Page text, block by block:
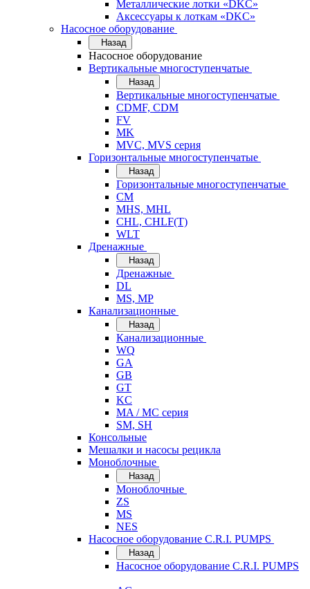
Металлические лотки «DKC»
Аксессуары к лоткам «DKC»
Насосное оборудование
Назад
Насосное оборудование
Вертикальные многоступенчатые
Назад
Вертикальные многоступенчатые
CDMF, CDM
FV
MK
MVC, MVS серия
Горизонтальные многоступенчатые
Назад
Горизонтальные многоступенчатые
CM
MHS, MHL
CHL, CHLF(T)
WLT
Дренажные
Назад
Дренажные
DL
MS, MP
Канализационные
Назад
Канализационные
WQ
GA
GB
GT
KC
MA / MC серия
SM, SH
Консольные
Мешалки и насосы рецикла
Моноблочные
Назад
Моноблочные
ZS
MS
NES
Насосное оборудование C.R.I. PUMPS
Назад
Насосное оборудование C.R.I. PUMPS